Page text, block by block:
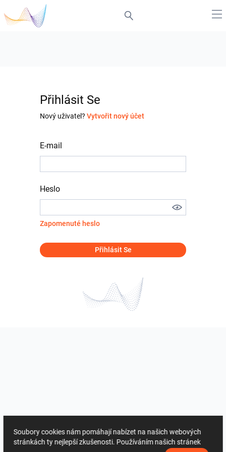
Přihlásit Se
Nový uživatel? Vytvořit nový účet
E-mail
Heslo
Zapomenuté heslo
Přihlásit Se
Soubory cookies nám pomáhají nabízet na našich webových
stránkách ty nejlepší zkušenosti. Používáním našich stránek